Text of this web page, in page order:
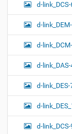
d-
d-
d-
d-
d-
d-
d-